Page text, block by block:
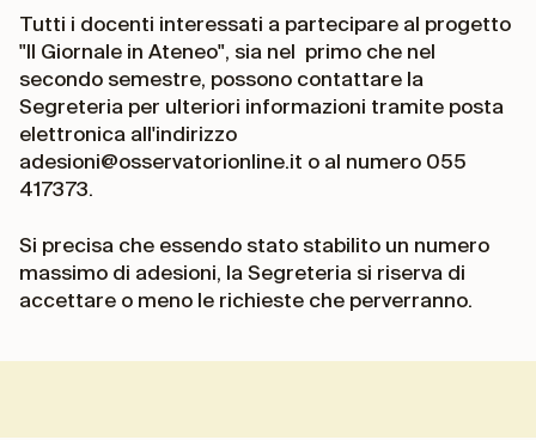
Tutti i docenti interessati a partecipare al progetto
"Il Giornale in Ateneo", sia nel primo che nel
secondo semestre, possono contattare la
Segreteria per ulteriori informazioni tramite posta
elettronica all'indirizzo
adesioni@osservatorionline.it o al numero 055
417373.
Si precisa che essendo stato stabilito un numero
massimo di adesioni, la Segreteria si riserva di
accettare o meno le richieste che perverranno.